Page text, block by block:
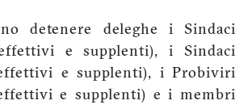
detenere deleghe i Sindaci
e supplenti), i Sindaci
e supplenti), i Probiviri
e supplenti) e i membri